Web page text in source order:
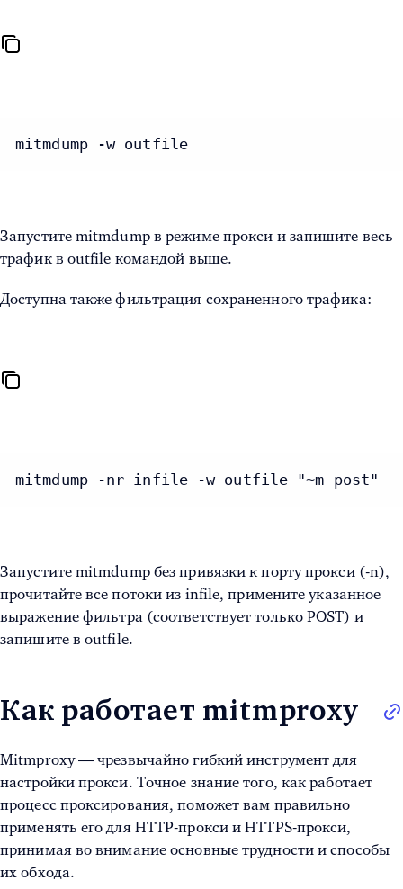
mitmdump -w outfile
Запустите mitmdump в режиме прокси и запишите весь
трафик в outfile командой выше.
Доступна также фильтрация сохраненного трафика:
mitmdump -nr infile -w outfile "~m post"
Запустите mitmdump без привязки к порту прокси (-n),
прочитайте все потоки из infile, примените указанное
выражение фильтра (соответствует только POST) и
запишите в outfile.
Как работает mitmproxy
Mitmproxy — чрезвычайно гибкий инструмент для
настройки прокси. Точное знание того, как работает
процесс проксирования, поможет вам правильно
применять его для HTTP-прокси и HTTPS-прокси,
принимая во внимание основные трудности и способы
их обхода.